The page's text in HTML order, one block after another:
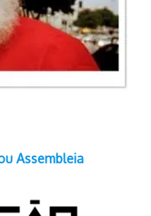
Assembleia